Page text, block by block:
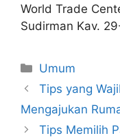
World Trade
Sudirman Kav.
Kategori
Umum
Tips yang
Mengajukan
Tips Memilih